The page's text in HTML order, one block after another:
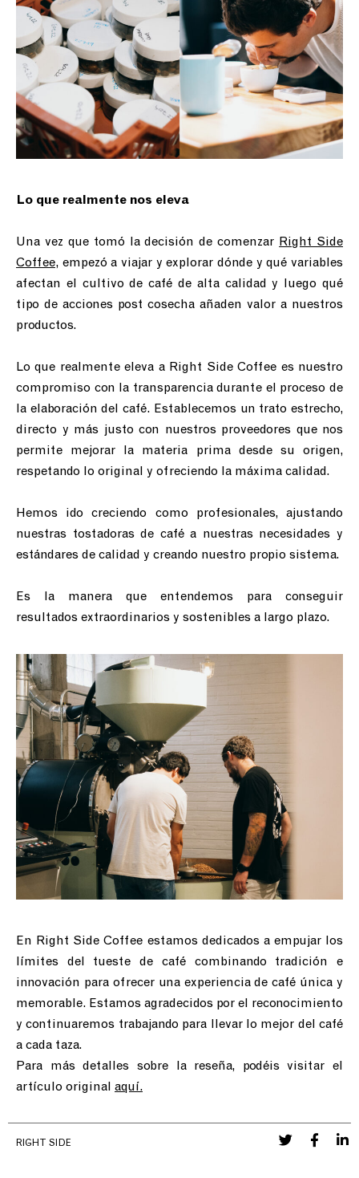
Lo que realmente nos eleva
Una vez que tomó la decisión de comenzar Right Side
Coffee, empezó a viajar y explorar dónde y qué variables
afectan el cultivo de café de alta calidad y luego qué
tipo de acciones post cosecha añaden valor a nuestros
productos. ⁣
Lo que realmente eleva a Right Side Coffee es nuestro
compromiso con la transparencia durante el proceso de
la elaboración del café. Establecemos un trato estrecho,
directo y más justo con nuestros proveedores que nos
permite mejorar la materia prima desde su origen,
respetando lo original y ofreciendo la máxima calidad.
Hemos ido creciendo como profesionales, ajustando
nuestras tostadoras de café a nuestras necesidades y
estándares de calidad y creando nuestro propio sistema.⁣
Es la manera que entendemos para conseguir
resultados extraordinarios y sostenibles a largo plazo.⁣⁣
En Right Side Coffee estamos dedicados a empujar los
límites del tueste de café combinando tradición e
innovación para ofrecer una experiencia de café única y
memorable. Estamos agradecidos por el reconocimiento
y continuaremos trabajando para llevar lo mejor del café
a cada taza.
Para más detalles sobre la reseña, podéis visitar el
artículo original aquí.
RIGHT SIDE